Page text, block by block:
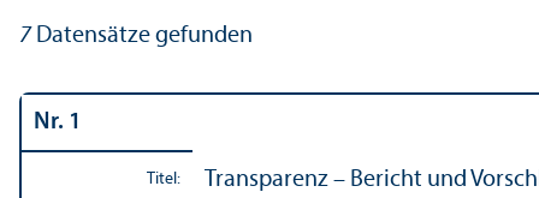
7Datensätze gefunden
Nr. 1
Titel: Trans­parenz – Bericht und